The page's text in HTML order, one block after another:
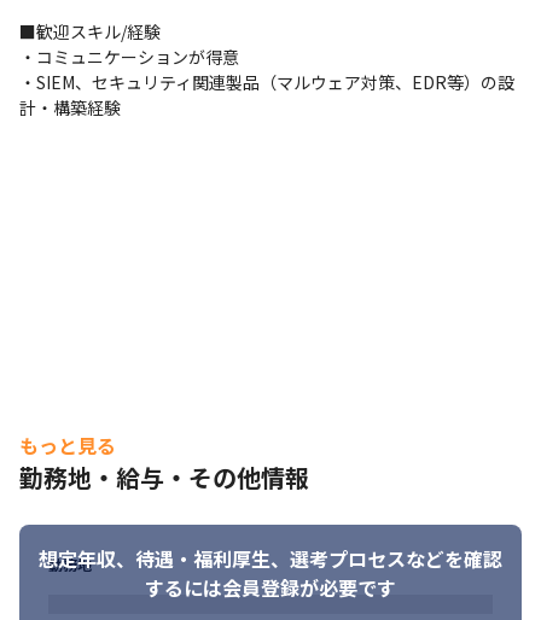
■歓迎スキル/経験
・コミュニケーションが得意
・SIEM、セキュリティ関連製品（マルウェア対策、EDR等）の設
計・構築経験
もっと見る
勤務地・給与・その他情報
想定年収、待遇・福利厚生、 選考プロセスなどを確認
するには会員登録が必要です
勤務地